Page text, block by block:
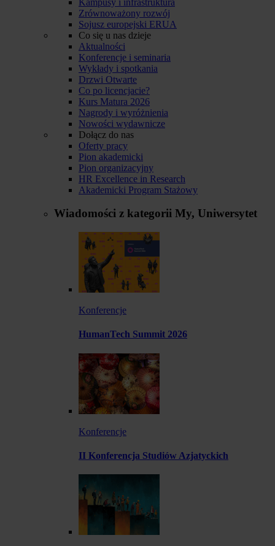
Zrównoważony rozwój
Sojusz europejski ERUA
Co się u nas dzieje
Aktualności
Konferencje i seminaria
Wykłady i spotkania
Drzwi Otwarte
Co po licencjacie?
Kurs Matura 2026
Nagrody i wyróżnienia
Nowości wydawnicze
Dołącz do nas
Oferty pracy
Pion akademicki
Pion organizacyjny
HR Excellence in Research
Akademicki Program Stażowy
Wiadomości z kategorii My, Uniwersytet
Konferencje
HumanTech Summit 2026
Konferencje
II Konferencja Studiów Azjatyckich